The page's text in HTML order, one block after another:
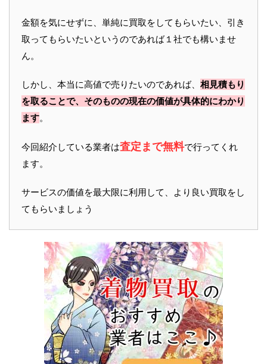
金額を気にせずに、単純に買取をしてもらいたい、引き
取ってもらいたいというのであれば１社でも構いませ
ん。
しかし、本当に高値で売りたいのであれば、 相見積もり
を取ることで、そのものの現在の価値が具体的にわかり
ます。
今回紹介している業者は査定まで無料で行ってくれ
ます。
サービスの価値を最大限に利用して、より良い買取をし
てもらいましょう